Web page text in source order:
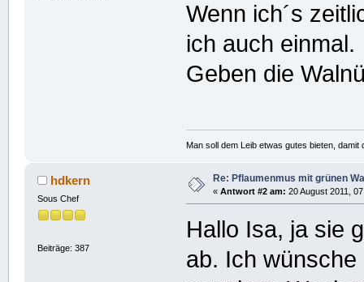
Wenn ich´s
ich auch einmal.
Geben die
Man soll dem Leib etwas gutes bieten,
hdkern
Sous Chef
Beiträge: 387
Re: Pflaumenmus mit grünen
« Antwort #2 am: 20 August 2011,
Hallo Isa, ja sie
ab. Ich